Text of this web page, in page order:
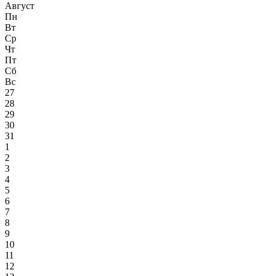
Август
Пн
Вт
Ср
Чт
Пт
Сб
Вс
27
28
29
30
31
1
2
3
4
5
6
7
8
9
10
11
12